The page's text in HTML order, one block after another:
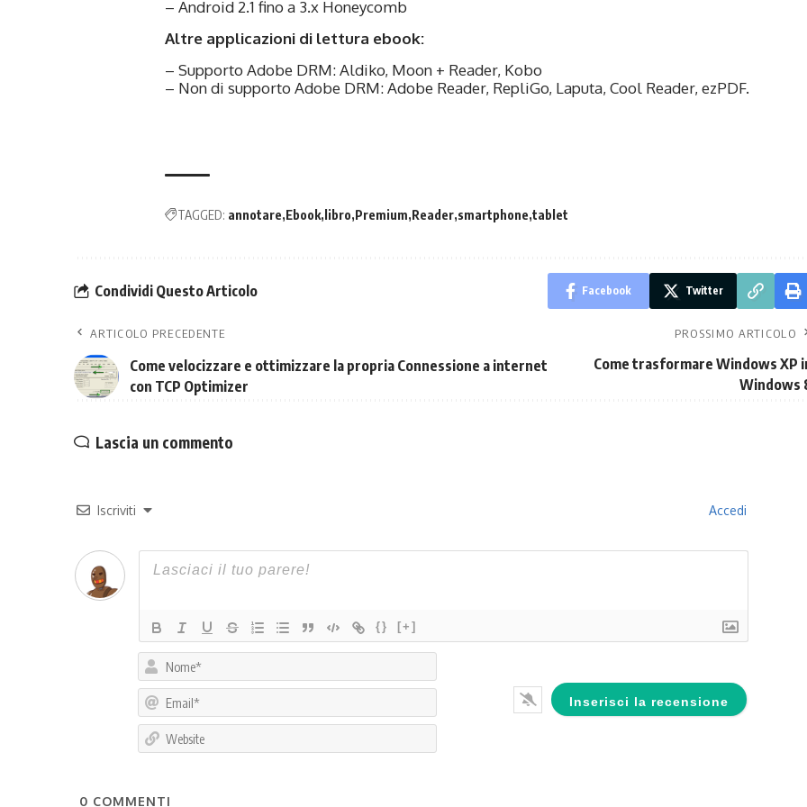
– Android 2.1 fino a 3.x Honeycomb
Altre applicazioni di lettura ebook:
– Supporto Adobe DRM: Aldiko, Moon + Reader, Kobo
– Non di supporto Adobe DRM: Adobe Reader, RepliGo, Laputa, Cool Reader, ezPDF.
TAGGED: annotare Ebook libro Premium Reader smartphone tablet
Condividi Questo Articolo Facebook Twitter
ARTICOLO PRECEDENTE
Come velocizzare e ottimizzare la propria Connessione a internet
con TCP Optimizer
PROSSIMO ARTICOLO
Come trasformare Windows XP
Windows
Lascia un commento
Iscriviti Accedi
{} [+]
0 COMMENTI